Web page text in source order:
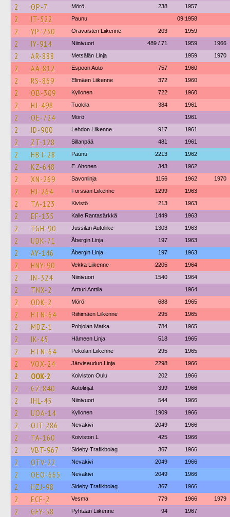
2 OP-7 Mörö 238 1957
2 IT-522 Paunu 09.1958
2 YP-230 Oravaisten Liikenne 203 1959
2 IY-914 Niinivuori 489 / 71 1959 1966
2 AR-888 Metsälän Linja 1959 1970
2 AÄ-812 Espoon Auto 757 1960
2 RS-869 Elimäen Liikenne 372 1960
2 OB-309 Kyllonen 722 1960
2 HJ-498 Tuokila 384 1961
2 OE-724 Mörö 1961
2 ID-900 Lehdon Liikenne 917 1961
2 ZT-128 Sillanpää 481 1961
2 HBT-28 Paunu 2213 1962
2 KZ-648 E. Ahonen 343 1962
2 XN-269 Savonlinja 1156 1962 1970
2 HJ-264 Forssan Liikenne 1299 1963
2 TA-123 Kivistö 213 1963
2 EF-135 Kalle Rantasärkkä 1449 1963
2 TGH-90 Jussilan Autoliike 1303 1963
2 UDK-71 Åbergin Linja 197 1963
2 AY-146 Åbergin Linja 197 1963
2 HNY-90 Vekka Liikenne 2205 1964
2 IN-324 Niinivuori 1540 1964
2 TNX-2 Artturi Anttila 1964
2 ODK-2 Mörö 688 1965
2 HTN-64 Riihimäen Liikenne 295 1965
2 MDZ-1 Pohjolan Matka 784 1965
2 IK-45 Hämeen Linja 518 1965
2 HTN-64 Pekolan Liikenne 295 1965
2 VOX-24 Järviseudun Linja 2298 1966
2 OOK-2 Koiviston Oulu 202 1966
2 GZ-840 Autolinjat 399 1966
2 IHL-45 Niinivuori 544 1966
2 UOA-14 Kyllonen 1909 1966
2 OJT-286 Nevakivi 2049 1966
2 TA-160 Koiviston L 425 1966
2 VBT-967 Sideby Trafikbolag 367 1966
2 OTV-22 Nevakivi 2049 1966
2 OEO-665 Nevakivi 2049 1966
2 HZJ-98 Sideby Trafikbolag 367 1966
2 ECF-2 Vesma 779 1966 1979
2 GFY-58 Pyhtään Liikenne 94 1967